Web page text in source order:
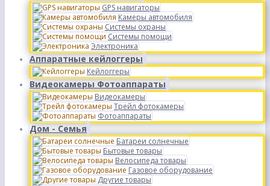
GPS навигаторы
Камеры автомобиля
Системы охраны
Системы помощи
Электроника
Аппаратные кейлоггеры
Кейлоггеры
Видеокамеры Фотоаппараты
Видеокамеры
Трейл фотокамеры
Фотоаппараты
Дом - Семья
Батареи солнечные
Бытовые товары
Велосипеда товары
Газовое оборудование
Другие товары